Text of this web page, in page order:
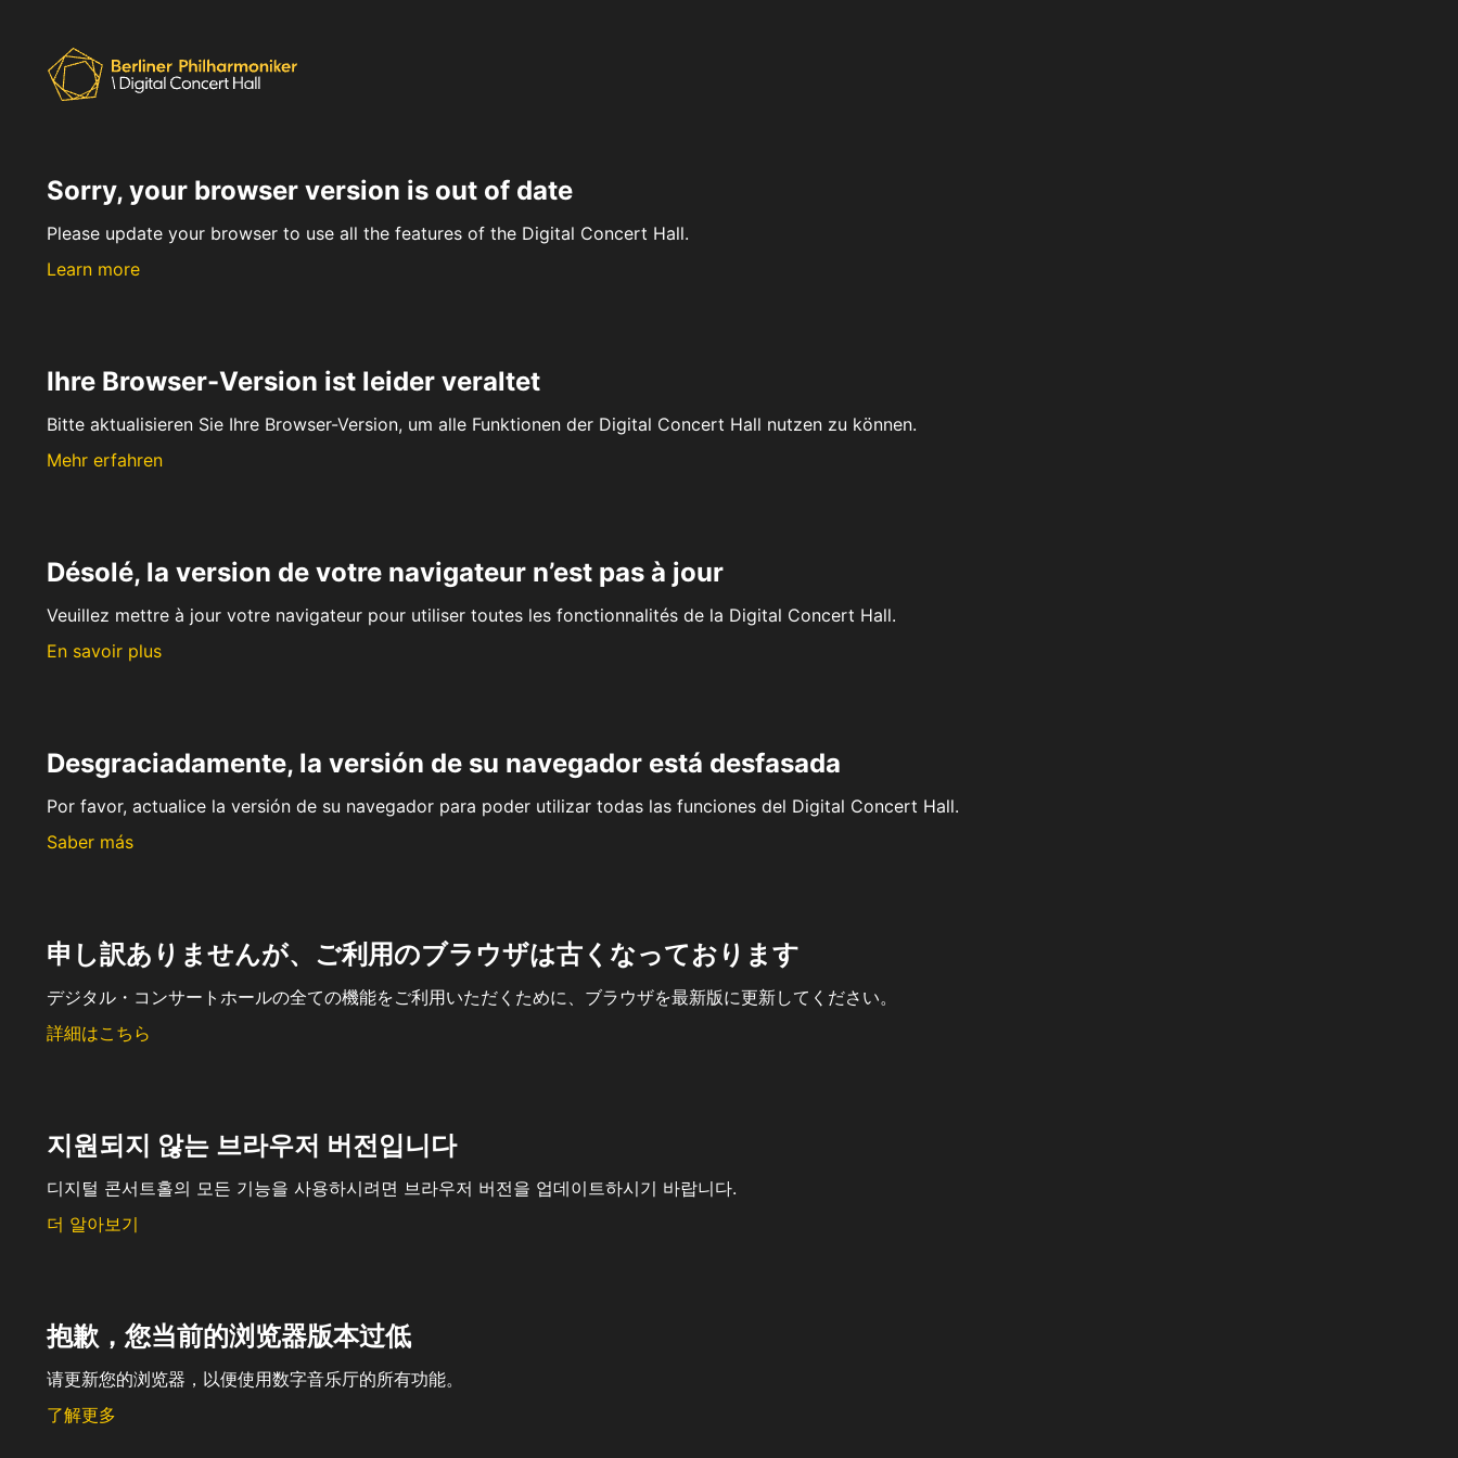
Sorry, your browser version is out of date
Please update your browser to use all the features of the Digital Concert Hall.
Learn more
Ihre Browser-Version ist leider veraltet
Bitte aktualisieren Sie Ihre Browser-Version, um alle Funktionen der Digital Concert Hall nutzen zu können.
Mehr erfahren
Désolé, la version de votre navigateur n’est pas à jour
Veuillez mettre à jour votre navigateur pour utiliser toutes les fonctionnalités de la Digital Concert Hall.
En savoir plus
Desgraciadamente, la versión de su navegador está desfasada
Por favor, actualice la versión de su navegador para poder utilizar todas las funciones del Digital Concert Hall.
Saber más
申し訳ありませんが、ご利用のブラウザは古くなっております
デジタル・コンサートホールの全ての機能をご利用いただくために、ブラウザを最新版に更新してください。
詳細はこちら
지원되지 않는 브라우저 버전입니다
디지털 콘서트홀의 모든 기능을 사용하시려면 브라우저 버전을 업데이트하시기 바랍니다.
더 알아보기
抱歉，您当前的浏览器版本过低
请更新您的浏览器，以便使用数字音乐厅的所有功能。
了解更多